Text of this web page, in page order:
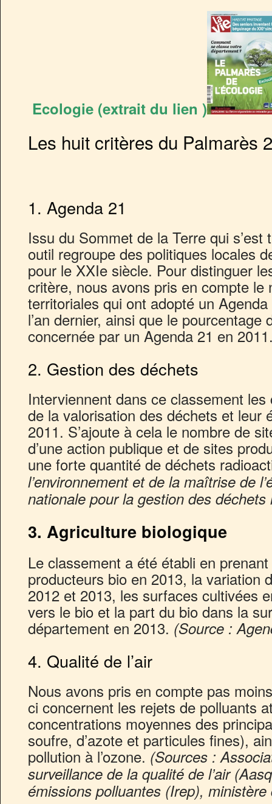
Ecologie (extrait du lien )
Les huit critères du Palmarès
1. Agenda 21
Issu du Sommet de la Terre qui
outil regroupe des politiques locales
pour le XXIe siècle. Pour distinguer
critère, nous avons pris en compte le
territoriales qui ont adopté un
l’an dernier, ainsi que le pourcentage
concernée par un Agenda 21 en
2. Gestion des déchets
Interviennent dans ce classement
de la valorisation des déchets et leur
2011. S’ajoute à cela le nombre de
d’une action publique et de sites
une forte quantité de déchets
l’environnement et de la maîtrise de
nationale pour la gestion des
3. Agriculture biologique
Le classement a été établi en
producteurs bio en 2013, la variation
2012 et 2013, les surfaces cultivées
vers le bio et la part du bio dans la
département en 2013. (Source :
4. Qualité de l’air
Nous avons pris en compte pas
ci concernent les rejets de polluants
concentrations moyennes des
soufre, d’azote et particules fines),
pollution à l’ozone. (Sources :
surveillance de la qualité de l’air
émissions polluantes (Irep), ministère